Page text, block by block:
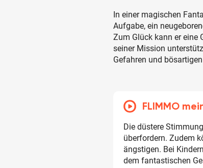
In einer magischen
Aufgabe, ein
Zum Glück kann er eine
seiner Mission
Gefahren und
FLIMMO
Die düstere
überfordern. Zudem
ängstigen. Bei
dem fantastischen